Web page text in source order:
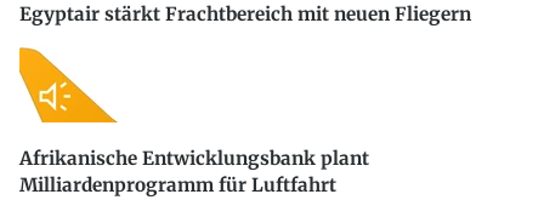
Egyptair stärkt Frachtbereich mit neuen Fliegern
Afrikanische Entwicklungsbank plant
Milliardenprogramm für Luftfahrt